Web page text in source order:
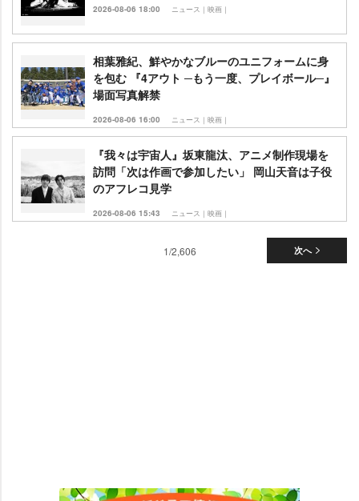
2026-08-06 18:00 ニュース｜映画｜
相葉雅紀、鮮やかなブルーのユニフォームに身
を包む 『4アウト ─もう一度、プレイボール─』
場面写真解禁
2026-08-06 16:00 ニュース｜映画｜
『我々は宇宙人』坂東龍汰、アニメ制作現場を
訪問「次は作画で参加したい」 岡山天音は子役
のアフレコ見学
2026-08-06 15:43 ニュース｜映画｜
次へ
1/2,606